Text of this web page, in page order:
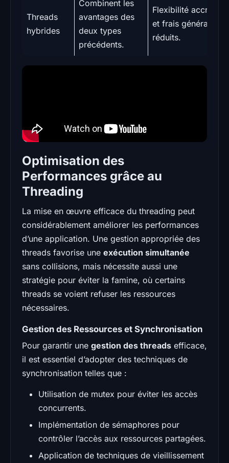
Threads
hybrides
Combinent les
avantages des
deux types
précédents.
Flexibilité accrue
et frais généraux
réduits.
Optimisation des
Performances grâce au
Threading
La mise en œuvre efficace du threading peut
considérablement améliorer les performances
d’une application. Une gestion appropriée des
threads favorise une exécution simultanée
sans collisions, mais nécessite aussi une
stratégie pour éviter la famine, où certains
threads se voient refuser les ressources
nécessaires.
Gestion des Ressources et Synchronisation
Pour garantir une gestion des threads efficace,
il est essentiel d’adopter des techniques de
synchronisation telles que :
Utilisation de mutex pour éviter les accès
concurrents.
Implémentation de sémaphores pour
contrôler l’accès aux ressources partagées.
Application de techniques de vieillissement